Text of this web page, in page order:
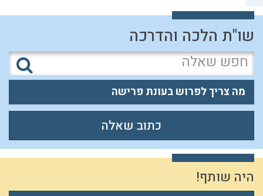
שו"ת הלכה והדרכה
מה צריך לפרוש בעונת פרישה
כתוב שאלה
היה שותף!